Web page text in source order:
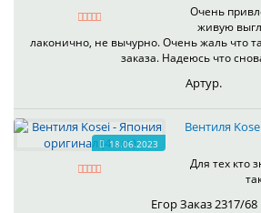
Очень
живую
лаконично, не вычурно. Очень жаль что
заказа. Надеюсь что
Артур.
18.06.2023
Вентиля
Для тех кто
Егор Заказ 2317/68